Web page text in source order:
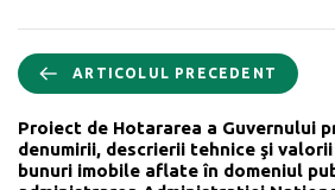
ARTICOLUL PRECEDENT
Proiect de Hotararea a Guvernului
denumirii, descrierii tehnice şi
bunuri imobile aflate în domeniul